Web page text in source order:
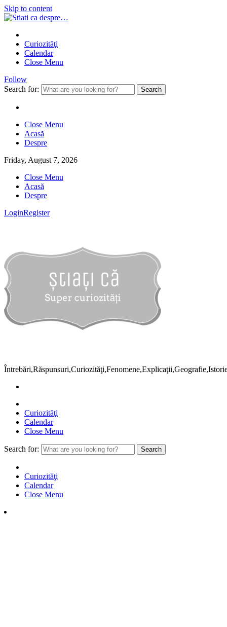
Skip to content
Curiozităţi
Calendar
Close Menu
Follow
Search for:
Close Menu
Acasă
Despre
Friday, August 7, 2026
Close Menu
Acasă
Despre
LoginRegister
Curiozităţi
Calendar
Close Menu
Search for:
Curiozităţi
Calendar
Close Menu